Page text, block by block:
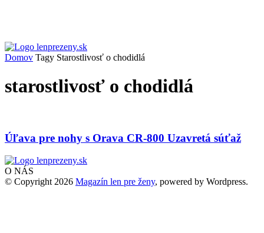
Domov Tagy Starostlivosť o chodidlá
starostlivosť o chodidlá
Úľava pre nohy s Orava CR-800 Uzavretá súťaž
O NÁS
© Copyright 2026 Magazín len pre ženy, powered by Wordpress.